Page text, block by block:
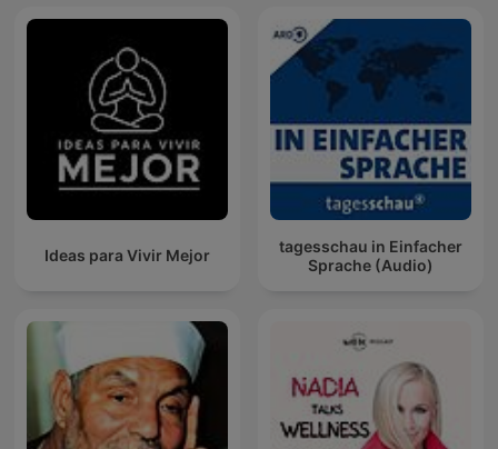
Ideas para Vivir Mejor
tagesschau in Einfacher
Sprache (Audio)